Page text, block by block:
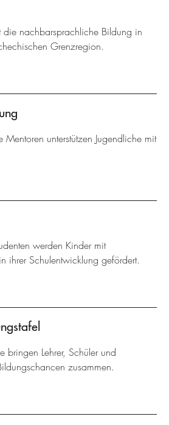
die nachbarsprachliche Bildung in
Grenzregion.
Mentoren unterstützen Jugendliche mit
werden Kinder mit
ihrer Schulentwicklung gefördert.
bringen Lehrer, Schüler und
zusammen.